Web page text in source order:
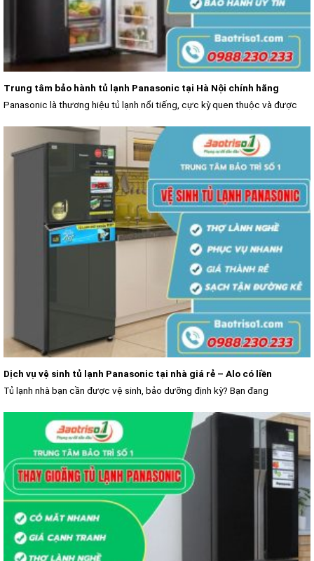
Trung tâm bảo hành tủ lạnh Panasonic tại Hà Nội chính hãng
Panasonic là thương hiệu tủ lạnh nổi tiếng, cực kỳ quen thuộc và được
Dịch vụ vệ sinh tủ lạnh Panasonic tại nhà giá rẻ – Alo có liền
Tủ lạnh nhà bạn cần được vệ sinh, bảo dưỡng định kỳ? Bạn đang